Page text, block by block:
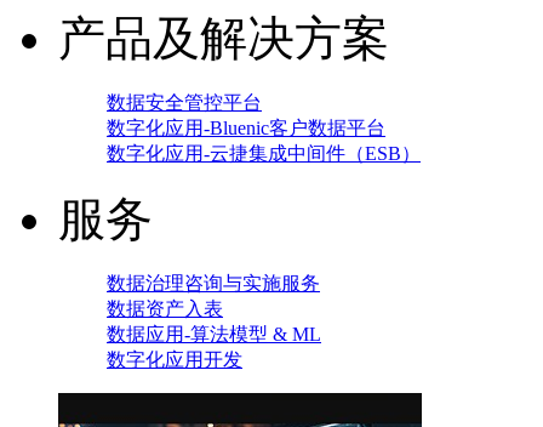
产品及解决方案
数据安全管控平台
数字化应用-Bluenic客户数据平台
数字化应用-云捷集成中间件（ESB）
服务
数据治理咨询与实施服务
数据资产入表
数据应用-算法模型 & ML
数字化应用开发